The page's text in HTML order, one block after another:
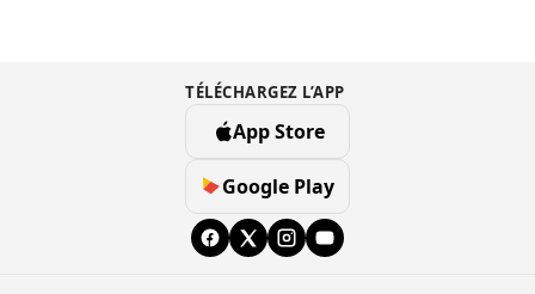
TÉLÉCHARGEZ L’APP
App Store
Google Play